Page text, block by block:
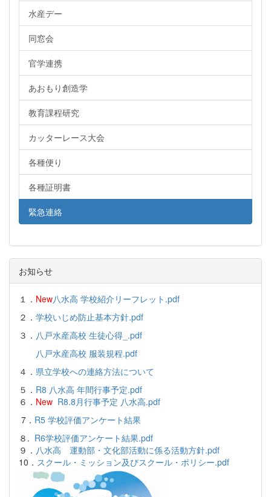
水産デー
同窓会
官学連携
あおもり創造学
教育課程研究
カッターレース大会
各種便り
各種証明書
緊急連絡
お知らせ
１． New八水高 学校紹介リーフレット.pdf
２． 学校いじめ防止基本方針.pdf
３． 八戸水産高校 生徒心得_.pdf
八戸水産高校 服装規程.pdf
４． 県立学校への連絡方法について
５． R8 八水高 年間行事予定.pdf
６． New R8.8月行事予定 八水高.pdf
7． R5 学校評価アンケート結果
８. R6学校評価アンケート結果.pdf
９． 八水高 運動部・文化部活動に係る活動方針.pdf
10． スクール・ミッション及びスクール・ポリシー.pdf